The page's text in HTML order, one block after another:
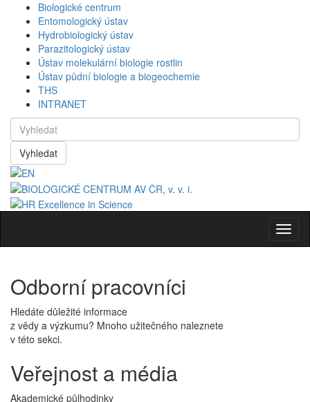
Biologické centrum
Entomologický ústav
Hydrobiologický ústav
Parazitologický ústav
Ústav molekulární biologie rostlin
Ústav půdní biologie a biogeochemie
THS
INTRANET
Vyhledat
Odborní pracovníci
Hledáte důležité informace
z vědy a výzkumu? Mnoho užitečného naleznete
v této sekci.
Veřejnost a média
Akademické půlhodinky